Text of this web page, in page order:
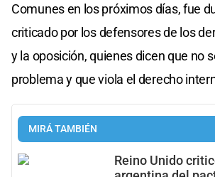
Comunes en los próximos días, fue
criticado por los defensores de los
y la oposición, quienes dicen que no
problema y que viola el derecho
MIRÁ TAMBIÉN
Reino Unido